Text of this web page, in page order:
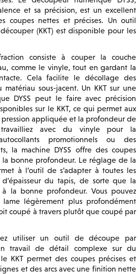
et sa précision, est un excellent
coupes nettes et précises. Un outil
(KKT) est disponible pour les
consiste à couper la couche
comme le vinyle, tout en gardant la
Cela facilite le décollage des
sous-jacent. Un KKT sur une
DYSS peut le faire avec précision
sur le KKT, ce qui permet aux
pression appliquée et la profondeur de
avec du vinyle pour la
promotionnels ou des
la machine DYSS offre des coupes
la bonne profondeur. Le réglage de la
à l’outil de s’adapter à toutes les
d’épaisseur du tapis, de sorte que la
la bonne profondeur. Vous pouvez
légèrement plus profondément
coupé à travers plutôt que coupé par
utiliser un outil de découpe par
travail de détail complexe sur du
KKT permet des coupes précises et
et des arcs avec une finition nette